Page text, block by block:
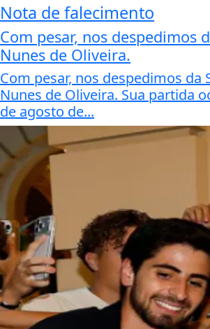
Nota de falecimento
Com pesar, nos despedimos
Nunes de Oliveira.
Com pesar, nos despedimos da
Nunes de Oliveira. Sua partida
de agosto de...